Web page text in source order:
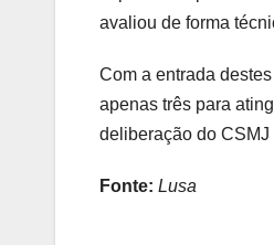
avaliou de forma
Com a entrada
apenas três para
deliberação do
Fonte: Lusa